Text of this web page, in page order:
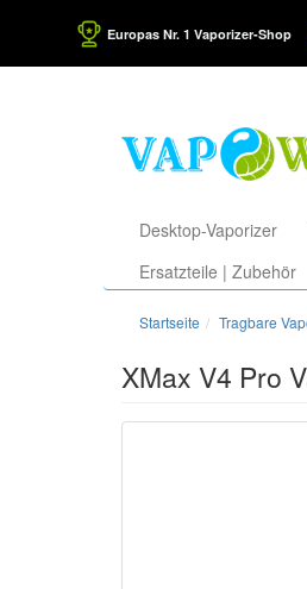
Europas Nr. 1 Vaporizer-Shop
Desktop-Vaporizer
Ersatzteile | Zubehör
Startseite Tragbare
XMax V4 Pro